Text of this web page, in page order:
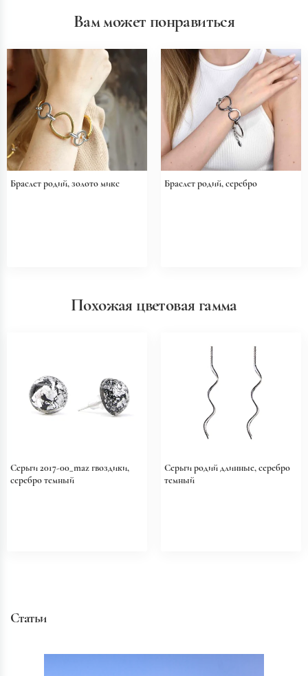
Вам может понравиться
Браслет родий, золото микс Браслет родий, серебро
Похожая цветовая гамма
Серьги 2017-00_maz гвоздики,
серебро темный
Серьги родий длинные, серебро
темный
Статьи